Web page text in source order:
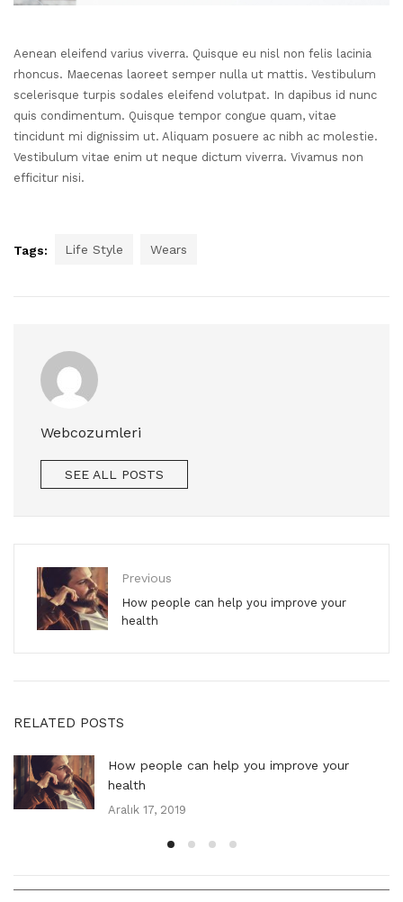
Aenean eleifend varius viverra. Quisque eu nisl non felis lacinia
rhoncus. Maecenas laoreet semper nulla ut mattis. Vestibulum
scelerisque turpis sodales eleifend volutpat. In dapibus id nunc
quis condimentum. Quisque tempor congue quam, vitae
tincidunt mi dignissim ut. Aliquam posuere ac nibh ac molestie.
Vestibulum vitae enim ut neque dictum viverra. Vivamus non
efficitur nisi.
Tags: Life Style Wears
Webcozumleri
SEE ALL POSTS
Previous
How people can help you improve your
health
RELATED POSTS
How people can help you improve your
health
Aralık 17, 2019